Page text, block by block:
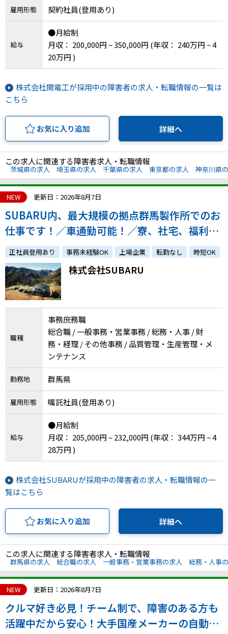
雇用形態 契約社員(登用あり)
給与
●月給制
月収： 200,000円 ~ 350,000円 (年収： 240万円 ~ 4
20万円 )
株式会社関電工が採用中の障害者の求人・転職情報の一覧は
こちら
お気に入り追加 詳細へ
この求人に関連する障害者求人・転職情報
茨城県の求人 埼玉県の求人 千葉県の求人 東京都の求人 神奈川県
NEW 更新日：2026年8月7日
SUBARU内、最大規模の拠点群馬製作所でのお
仕事です！／車通勤可能！／寮、社宅、福利厚
生充実！
正社員登用あり 事務未経験OK 上場企業 転勤なし 時短OK
株式会社SUBARU
職種
事務庶務職
総合職 / 一般事務・営業事務 / 総務・人事 / 財
務・経理 / その他事務 / 品質管理・生産管理・メ
ンテナンス
勤務地 群馬県
雇用形態 嘱託社員(登用あり)
給与
●月給制
月収： 205,000円 ~ 232,000円 (年収： 344万円 ~ 4
28万円 )
株式会社SUBARUが採用中の障害者の求人・転職情報の一
覧はこちら
お気に入り追加 詳細へ
この求人に関連する障害者求人・転職情報
群馬県の求人 総合職の求人 一般事務・営業事務の求人 総務・人事
NEW 更新日：2026年8月7日
クルマ好き必見！チーム制で、障害のある方も
活躍中だから安心！大手国産メーカーの自動車